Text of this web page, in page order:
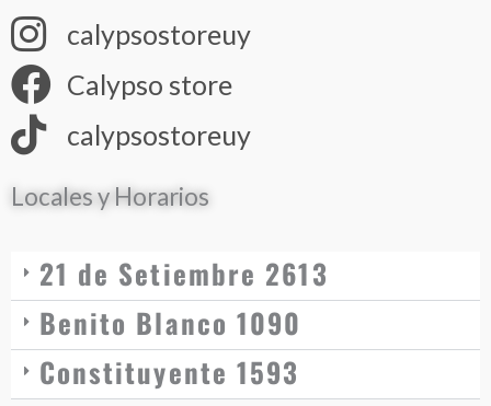
calypsostoreuy
Calypso store
calypsostoreuy
Locales y Horarios
21 de Setiembre 2613
Benito Blanco 1090
Constituyente 1593